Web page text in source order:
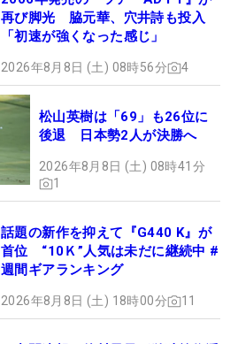
再び脚光 脇元華、穴井詩も投入
「初速が強くなった感じ」
2026年8月8日 (土) 08時56分 4
松山英樹は「69」も26位に
後退 日本勢2人が決勝へ
2026年8月8日 (土) 08時41分
1
話題の新作を抑えて『G440 K』が
首位 “10Ｋ”人気は未だに継続中 #
週間ギアランキング
2026年8月8日 (土) 18時00分 11